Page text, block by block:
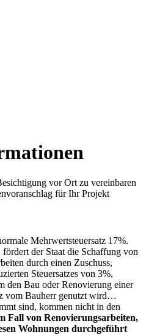
vor Ort zu vereinbaren
für Ihr Projekt
Mehrwertsteuersatz 17%.
der Staat die Schaffung von
durch einen Zuschuss,
Steuersatzes von 3%,
den Bau oder Renovierung einer
vom Bauherr genutzt wird…
sind, kommen nicht in den
Fall von Renovierungsarbeiten,
Wohnungen durchgeführt